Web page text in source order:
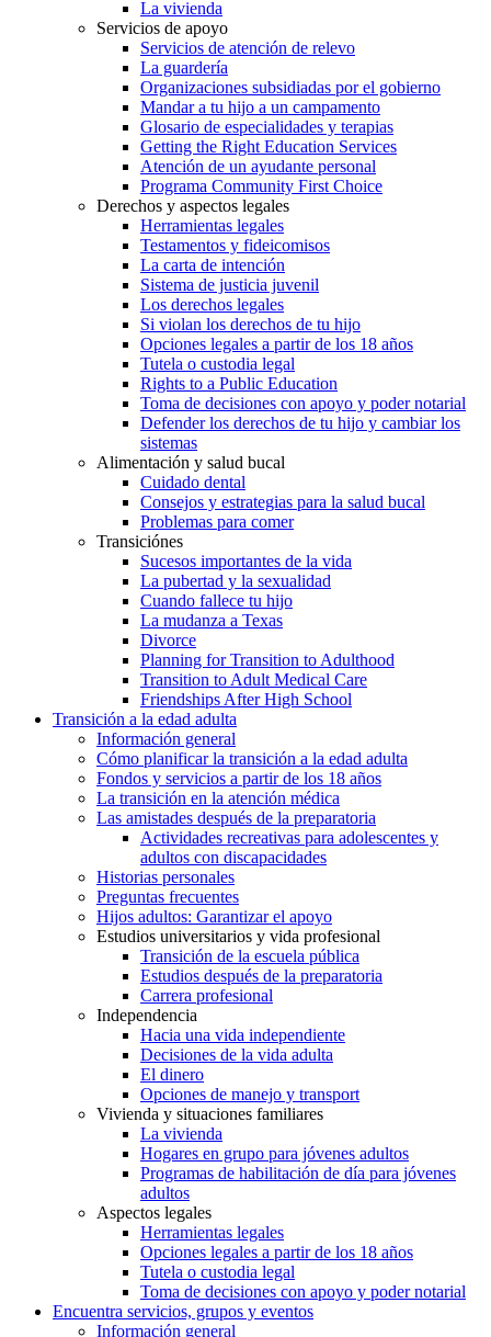
La vivienda
Servicios de apoyo
Servicios de atención de relevo
La guardería
Organizaciones subsidiadas por el gobierno
Mandar a tu hijo a un campamento
Glosario de especialidades y terapias
Getting the Right Education Services
Atención de un ayudante personal
Programa Community First Choice
Derechos y aspectos legales
Herramientas legales
Testamentos y fideicomisos
La carta de intención
Sistema de justicia juvenil
Los derechos legales
Si violan los derechos de tu hijo
Opciones legales a partir de los 18 años
Tutela o custodia legal
Rights to a Public Education
Toma de decisiones con apoyo y poder notarial
Defender los derechos de tu hijo y cambiar los
sistemas
Alimentación y salud bucal
Cuidado dental
Consejos y estrategias para la salud bucal
Problemas para comer
Transiciónes
Sucesos importantes de la vida
La pubertad y la sexualidad
Cuando fallece tu hijo
La mudanza a Texas
Divorce
Planning for Transition to Adulthood
Transition to Adult Medical Care
Friendships After High School
Transición a la edad adulta
Información general
Cómo planificar la transición a la edad adulta
Fondos y servicios a partir de los 18 años
La transición en la atención médica
Las amistades después de la preparatoria
Actividades recreativas para adolescentes y
adultos con discapacidades
Historias personales
Preguntas frecuentes
Hijos adultos: Garantizar el apoyo
Estudios universitarios y vida profesional
Transición de la escuela pública
Estudios después de la preparatoria
Carrera profesional
Independencia
Hacia una vida independiente
Decisiones de la vida adulta
El dinero
Opciones de manejo y transport
Vivienda y situaciones familiares
La vivienda
Hogares en grupo para jóvenes adultos
Programas de habilitación de día para jóvenes
adultos
Aspectos legales
Herramientas legales
Opciones legales a partir de los 18 años
Tutela o custodia legal
Toma de decisiones con apoyo y poder notarial
Encuentra servicios, grupos y eventos
Información general